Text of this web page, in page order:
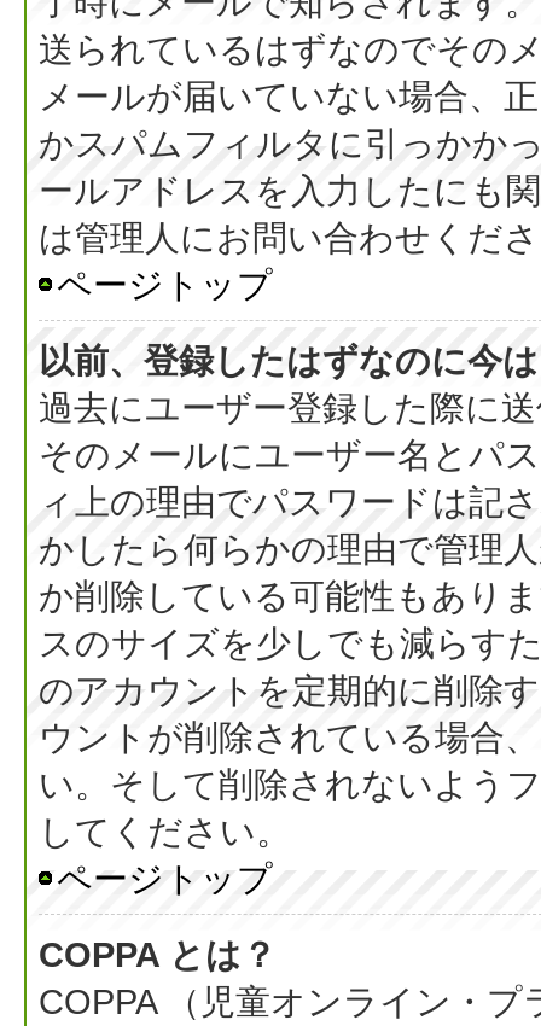
送られているはずなのでその
メールが届いていない場合、
かスパムフィルタに引っかか
ールアドレスを入力したにも
は管理人にお問い合わせくだ
ページトップ
以前、登録したはずなのに今
過去にユーザー登録した際に
そのメールにユーザー名とパ
ィ上の理由でパスワードは記
かしたら何らかの理由で管理
か削除している可能性もあり
スのサイズを少しでも減らす
のアカウントを定期的に削除
ウントが削除されている場合
い。そして削除されないよう
してください。
ページトップ
COPPA とは？
COPPA （児童オンライン・